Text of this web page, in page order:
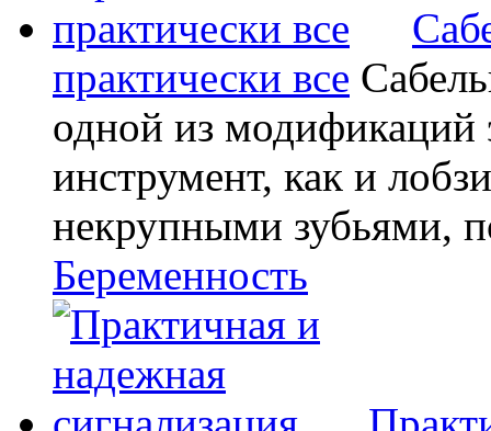
практически все
одной из модификаций
инструмент, как и
некрупными зубьями,
Беременность